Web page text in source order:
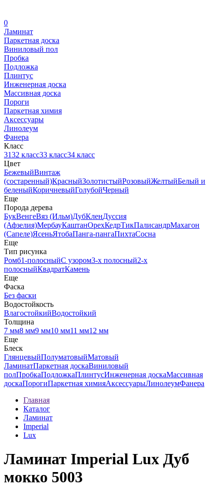
0
Ламинат
Паркетная доска
Виниловый пол
Пробка
Подложка
Плинтус
Инженерная доска
Массивная доска
Пороги
Паркетная химия
Аксессуары
Линолеум
Фанера
Класс
3132 класс33 класс34 класс
Цвет
БежевыйВинтаж
(состаренный)КрасныйЗолотистыйРозовыйЖелтыйБелый и
беленыйКоричневыйГолубойЧерный
Еще
Порода дерева
БукВенгеВяз (Ильм)ДубКленДуссия
(Афзелия)МербауКаштанОрехКедрТикПалисандрМахагон
(Сапеле)ЯсеньЯтобаПанга-пангаПихтаСосна
Еще
Тип рисунка
Ромб1-полосныйС узором3-х полосный2-х
полосныйКвадратКамень
Еще
Фаска
Без фаски
Водостойкость
ВлагостойкийВодостойкий
Толщина
7 мм8 мм9 мм10 мм11 мм12 мм
Еще
Блеск
ГлянцевыйПолуматовыйМатовый
ЛаминатПаркетная доскаВиниловый
полПробкаПодложкаПлинтусИнженерная доскаМассивная
доскаПорогиПаркетная химияАксессуарыЛинолеумФанера
Главная
Каталог
Ламинат
Imperial
Lux
Ламинат Imperial Lux Дуб
мокко 5003